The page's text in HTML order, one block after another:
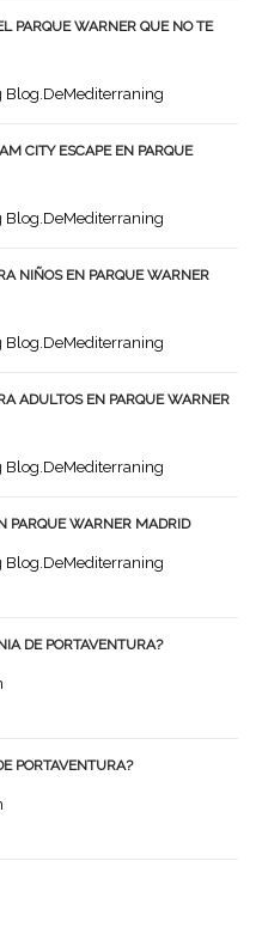
PARQUE WARNER QUE NO TE
Blog.DeMediterraning
CITY ESCAPE EN PARQUE
Blog.DeMediterraning
NIÑOS EN PARQUE WARNER
Blog.DeMediterraning
ADULTOS EN PARQUE WARNER
Blog.DeMediterraning
PARQUE WARNER MADRID
Blog.DeMediterraning
DE PORTAVENTURA?
PORTAVENTURA?